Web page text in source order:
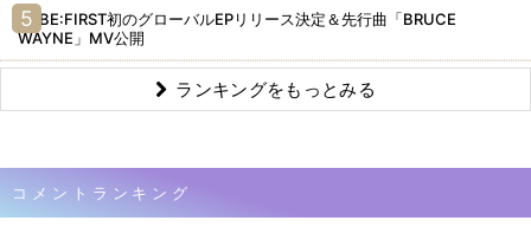
BE:FIRST初のグローバルEPリリース決定＆先行曲「BRUCE
WAYNE」MV公開
ランキングをもっとみる
コメントランキング